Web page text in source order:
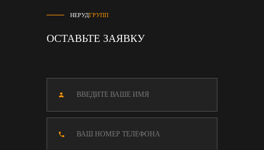
НЕРУДГРУПП
ОСТАВЬТЕ ЗАЯВКУ